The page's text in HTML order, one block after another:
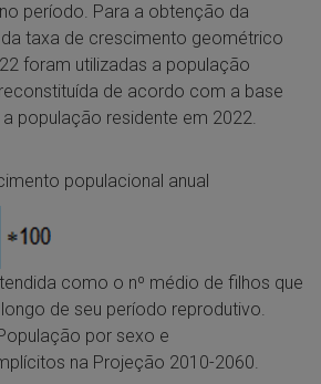
período. Para a obtenção da
taxa de crescimento geométrico
foram utilizadas a população
de acordo com a base
população residente em 2022.
populacional anual
como o nº médio de filhos que
de seu período reprodutivo.
por sexo e
na Projeção 2010-2060.